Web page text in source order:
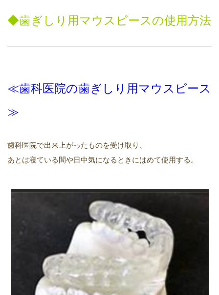
◆歯ぎしり用マウスピースの使用方法
≪歯科医院の歯ぎしり用マウスピース
≫
歯科医院で出来上がったものを受け取り、
あとは寝ている間や日中気になるときにはめて使用する。